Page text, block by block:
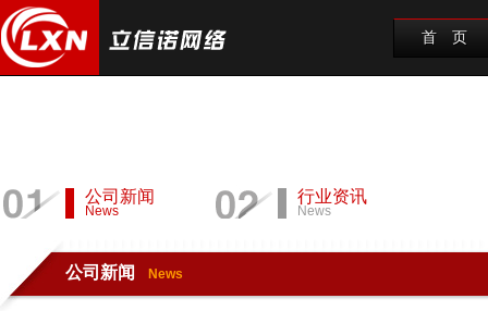
首 页
公司新闻
News
行业资讯
News
公司新闻 News